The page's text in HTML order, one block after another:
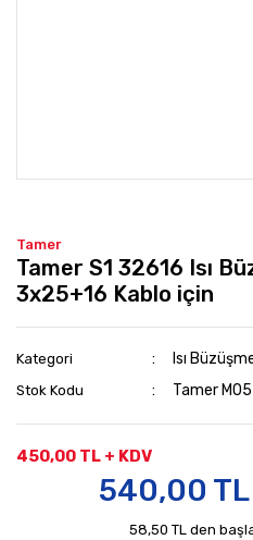
Tamer
Tamer S1 32616 Isı
3x25+16 Kablo için
Kategori Isı
Stok Kodu Tamer
450,00 TL + KDV
540,00 TL
58,50 TL den